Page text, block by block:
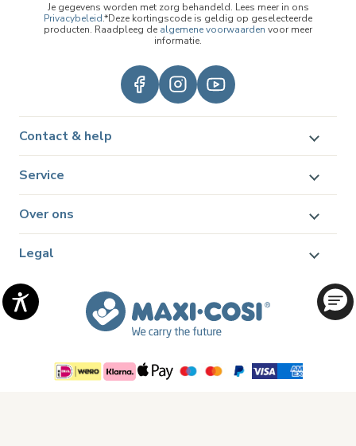
Je gegevens worden met zorg behandeld. Lees meer in ons
Privacybeleid.*Deze kortingscode is geldig op geselecteerde
producten. Raadpleeg de algemene voorwaarden voor meer
informatie.
Contact & help
Service
Over ons
Legal